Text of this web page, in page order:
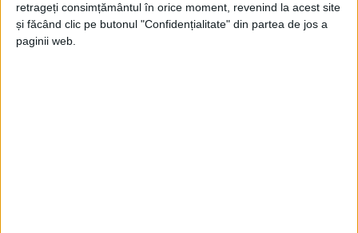
retrageți consimțământul în orice moment, revenind la acest site
și făcând clic pe butonul "Confidențialitate" din partea de jos a
paginii web.